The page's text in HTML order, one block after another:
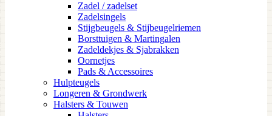
Zadel / zadelset
Zadelsingels
Stijgbeugels & Stijbeugelriemen
Borsttuigen & Martingalen
Zadeldekjes & Sjabrakken
Oornetjes
Pads & Accessoires
Hulpteugels
Longeren & Grondwerk
Halsters & Touwen